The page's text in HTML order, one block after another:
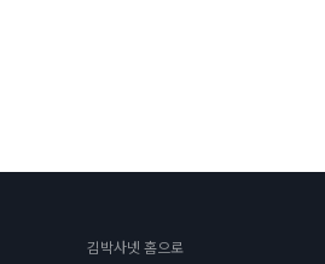
김박사넷 홈으로